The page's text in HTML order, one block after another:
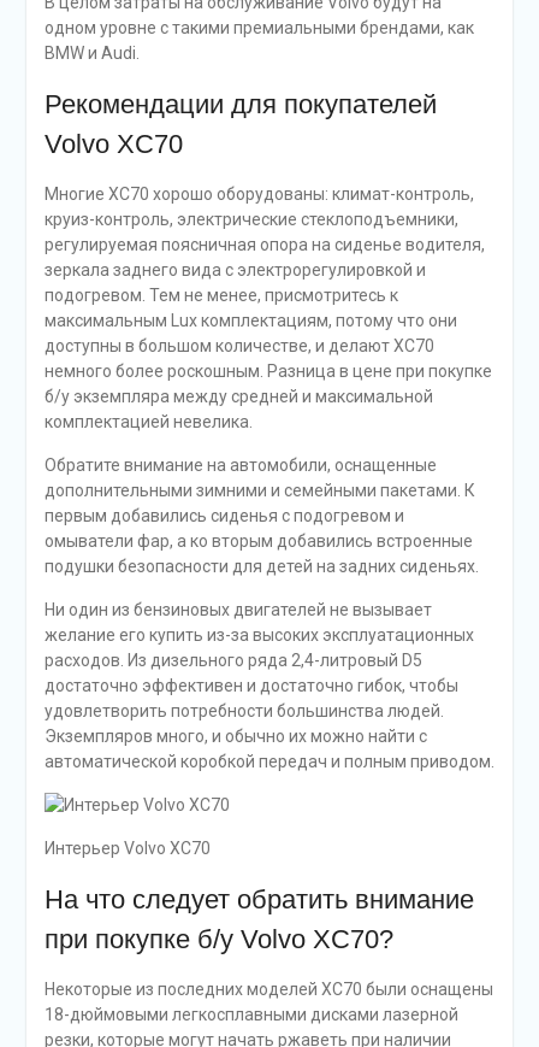
одном уровне с такими премиальными брендами, как
BMW и Audi.
Рекомендации для покупателей
Volvo XC70
Многие XC70 хорошо оборудованы: климат-контроль,
круиз-контроль, электрические стеклоподъемники,
регулируемая поясничная опора на сиденье водителя,
зеркала заднего вида с электрорегулировкой и
подогревом. Тем не менее, присмотритесь к
максимальным Lux комплектациям, потому что они
доступны в большом количестве, и делают XC70
немного более роскошным. Разница в цене при покупке
б/у экземпляра между средней и максимальной
комплектацией невелика.
Обратите внимание на автомобили, оснащенные
дополнительными зимними и семейными пакетами. К
первым добавились сиденья с подогревом и
омыватели фар, а ко вторым добавились встроенные
подушки безопасности для детей на задних сиденьях.
Ни один из бензиновых двигателей не вызывает
желание его купить из-за высоких эксплуатационных
расходов. Из дизельного ряда 2,4-литровый D5
достаточно эффективен и достаточно гибок, чтобы
удовлетворить потребности большинства людей.
Экземпляров много, и обычно их можно найти с
автоматической коробкой передач и полным приводом.
Интерьер Volvo XC70
На что следует обратить внимание
при покупке б/у Volvo XC70?
Некоторые из последних моделей XC70 были оснащены
18-дюймовыми легкосплавными дисками лазерной
резки, которые могут начать ржаветь при наличии